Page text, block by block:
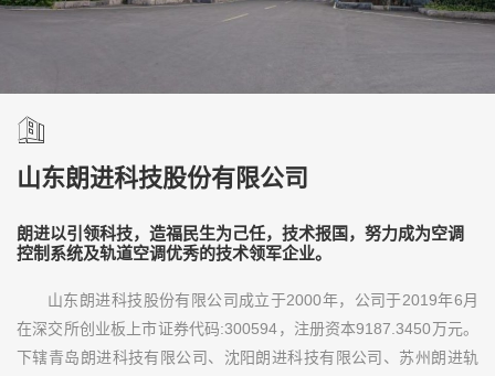
山东朗进科技股份有限公司
朗进以引领科技，造福民生为己任，技术报国，努力成为空调
控制系统及轨道空调优秀的技术领军企业。
山东朗进科技股份有限公司成立于2000年，公司于2019年6月
在深交所创业板上市证券代码:300594，注册资本9187.3450万元。
下辖青岛朗进科技有限公司、沈阳朗进科技有限公司、苏州朗进轨